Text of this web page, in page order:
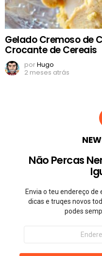
Gelado Cremoso de
Crocante de Cereais
porHugo
2 meses atrás
Não Percas
Envia o teu endereço
dicas e truqes novos
podes
Endereço
email